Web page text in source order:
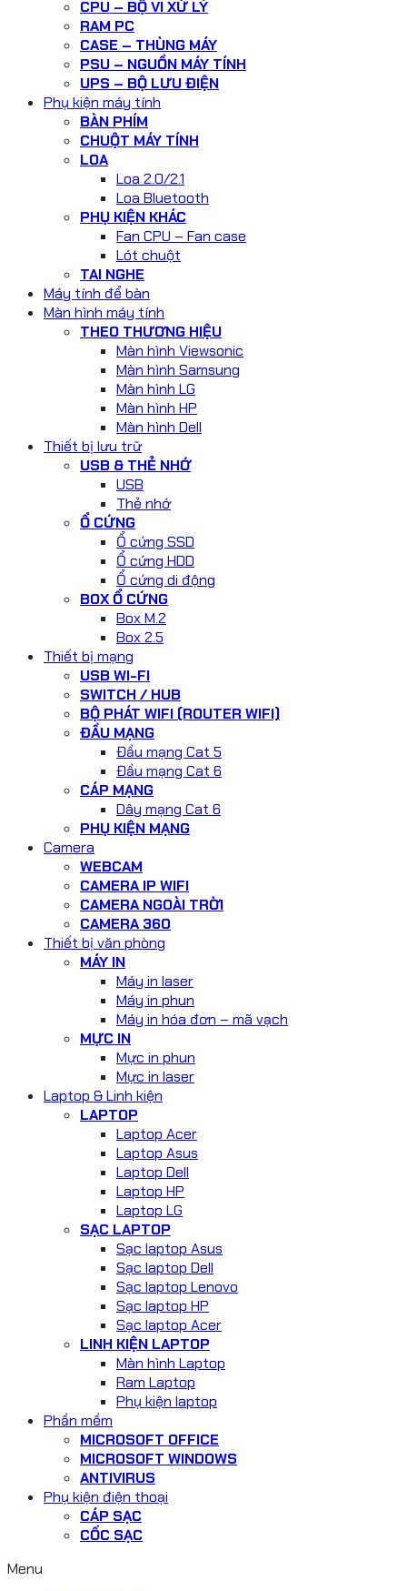
CPU – BỘ VI XỬ LÝ
RAM PC
CASE – THÙNG MÁY
PSU – NGUỒN MÁY TÍNH
UPS – BỘ LƯU ĐIỆN
Phụ kiện máy tính
BÀN PHÍM
CHUỘT MÁY TÍNH
LOA
Loa 2.0/2.1
Loa Bluetooth
PHỤ KIỆN KHÁC
Fan CPU – Fan case
Lót chuột
TAI NGHE
Máy tính để bàn
Màn hình máy tính
THEO THƯƠNG HIỆU
Màn hình Viewsonic
Màn hình Samsung
Màn hình LG
Màn hình HP
Màn hình Dell
Thiết bị lưu trữ
USB & THẺ NHỚ
USB
Thẻ nhớ
Ổ CỨNG
Ổ cứng SSD
Ổ cứng HDD
Ổ cứng di động
BOX Ổ CỨNG
Box M.2
Box 2.5
Thiết bị mạng
USB WI-FI
SWITCH / HUB
BỘ PHÁT WIFI (ROUTER WIFI)
ĐẦU MẠNG
Đầu mạng Cat 5
Đầu mạng Cat 6
CÁP MẠNG
Dây mạng Cat 6
PHỤ KIỆN MẠNG
Camera
WEBCAM
CAMERA IP WIFI
CAMERA NGOÀI TRỜI
CAMERA 360
Thiết bị văn phòng
MÁY IN
Máy in laser
Máy in phun
Máy in hóa đơn – mã vạch
MỰC IN
Mực in phun
Mực in laser
Laptop & Linh kiện
LAPTOP
Laptop Acer
Laptop Asus
Laptop Dell
Laptop HP
Laptop LG
SẠC LAPTOP
Sạc laptop Asus
Sạc laptop Dell
Sạc laptop Lenovo
Sạc laptop HP
Sạc laptop Acer
LINH KIỆN LAPTOP
Màn hình Laptop
Ram Laptop
Phụ kiện laptop
Phần mềm
MICROSOFT OFFICE
MICROSOFT WINDOWS
ANTIVIRUS
Phụ kiện điện thoại
CÁP SẠC
CỐC SẠC
Menu